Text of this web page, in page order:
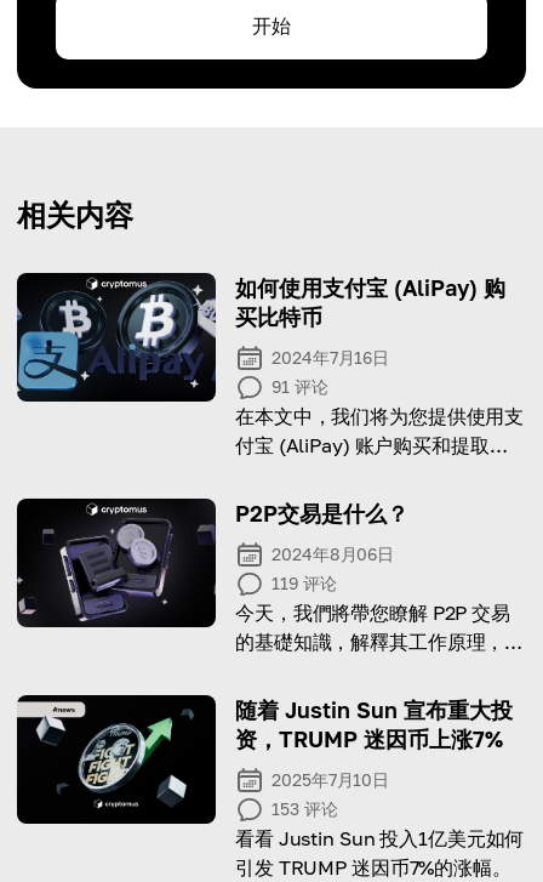
开始
相关内容
如何使用支付宝 (AliPay) 购
买比特币
2024年7月16日
91 评论
在本文中，我们将为您提供使用支
付宝 (AliPay) 账户购买和提取比
P2P交易是什么？
2024年8月06日
119 评论
今天，我們將帶您瞭解 P2P 交易
的基礎知識，解釋其工作原理，並
随着 Justin Sun 宣布重大投
资，TRUMP 迷因币上涨7%
2025年7月10日
153 评论
看看 Justin Sun 投入1亿美元如何
引发 TRUMP 迷因币7%的涨幅。